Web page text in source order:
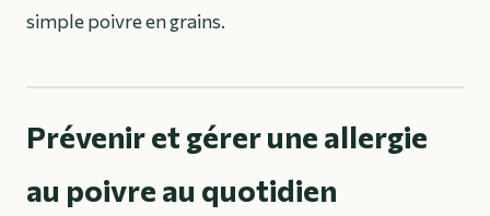
simple poivre en grains.
Prévenir et gérer une allergie
au poivre au quotidien